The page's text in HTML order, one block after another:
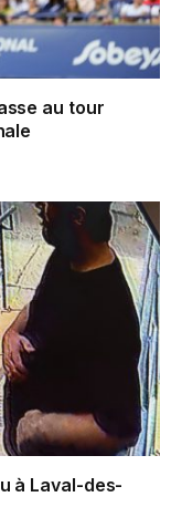
au tour
à Laval-des-